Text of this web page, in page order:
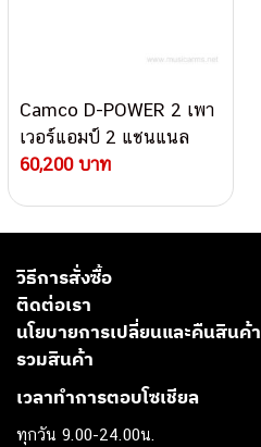
Camco D-POWER 2 เพา
เวอร์แอมป์ 2 แชนแนล
60,200 บาท
วิธีการสั่งซื้อ
ติดต่อเรา
นโยบายการเปลี่ยนและคืนสินค้า
รวมสินค้า
เวลาทำการตอบโซเชียล
ทุกวัน 9.00-24.00น.